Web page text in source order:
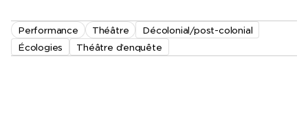
Performance Théâtre
Décolonial/post-colonial
Écologies
Théâtre d’enquête